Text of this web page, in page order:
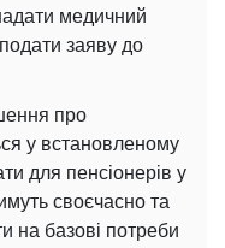
медичний
заяву до
про
у встановленому
для пенсіонерів у
своєчасно та
на базові потреби